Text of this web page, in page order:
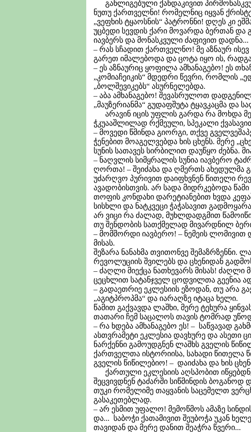
განლიგებული ქანდაკივით
ნუთუ ქართველნი! რომელნიც იყვან
„ვეფხის ტყაოსნის“ პატრონნი! დღეს კი
უცბედი სევდის ქარი მოვარდა ბერთან
იავბერს და მონასკვული ძაფივით დადნა...
– რას სჩადით ქართველნო! მე აზნაურ ისევ
გარეთ იმალებოდა და ცოტა იყო ის, რადგან
– ეს აზნაურიც ყოფილა ამხანაგებო! ეს
„კომიაჩეიკის“ მდედრი წევრი, რომლის
„ბოლშევიკებს“ ასურნელებდა.
– აბა ამხანაგებო! შევასრულოთ
„მაუზერიანმა“ გუდაფშუტა ტყავკაცმა და
არავინ იცის უფლის გარდა რა მოხდა
ჭკუააშლილად რქმეული, სპეკალი
– მოვედი წმინდა გიორგი, თქვე
ჭენებით მოაგელვებდა ხის ცხენს. მერე
სუნის სათავეს სირბილით დაუწყო ძებნა.
– ნაღვლის სიმყრალის სუნია იავბერო
ღორთა! – შეიძახა და ღმერთს ახედულმა
უძარღვო პურივით დაიფხვნენ წითელი
ავადობისთვის. არ სადა მიდრკებოდა
თოფის კონდახი დარეტიანებით ხვდა
სისხლი და ნატკვეცი ჭაჭასავით
არ ვიცი რა ძალად, მუხლდადგმით
თუ შენდობის სათქმელად მივარდნილ
– მომშორდი იავბერო! – ნემეის
მისას.
შეზარა ნანახმა თვითონვე შემაზრზენნი.
რევოლუციის შვილებს და ცხენიდან
– ძაღლი მიექცა ნათხევარს მისას! ძაღლი
ცეცხლით სატანჯველ ცოდვილთა გეენია
– გადაეთრიე ეკლესიის ეზოდან, თუ არა
„აგიტპროპმა“ და იარაღზე იტაცა ხელი.
წამით გაქვავდა ლაშხი, მერე ტეხურა
თათარი ჩემ საცალოს თავის ტომრად
– რა ხდება ამხანაგებო ეს! – საწვავად
ასთვრამეტი ეკლესია დავხურე და
ნარქენნი გამოუდგნენ ლაშხს გველის
ქართველთა ისტორიისა, სახადი წითელა
გველის წიწილებიო! – დაიძახა და ხის
ქართული ეკლესიის აღსპობით
შეცვივდნენ ტაძარში სიწმინდის ბოგანოდ
თუკი რომელიმე თაყვანის საცემელთ
გასაკეთებლად.
– არ ესმით უფალო! მემოწმოს ამაზე
და... საბოჭი ქათამივით შეუბოჭა უკან
თავიდან და მერე დანით შეაჭრა წვერი...